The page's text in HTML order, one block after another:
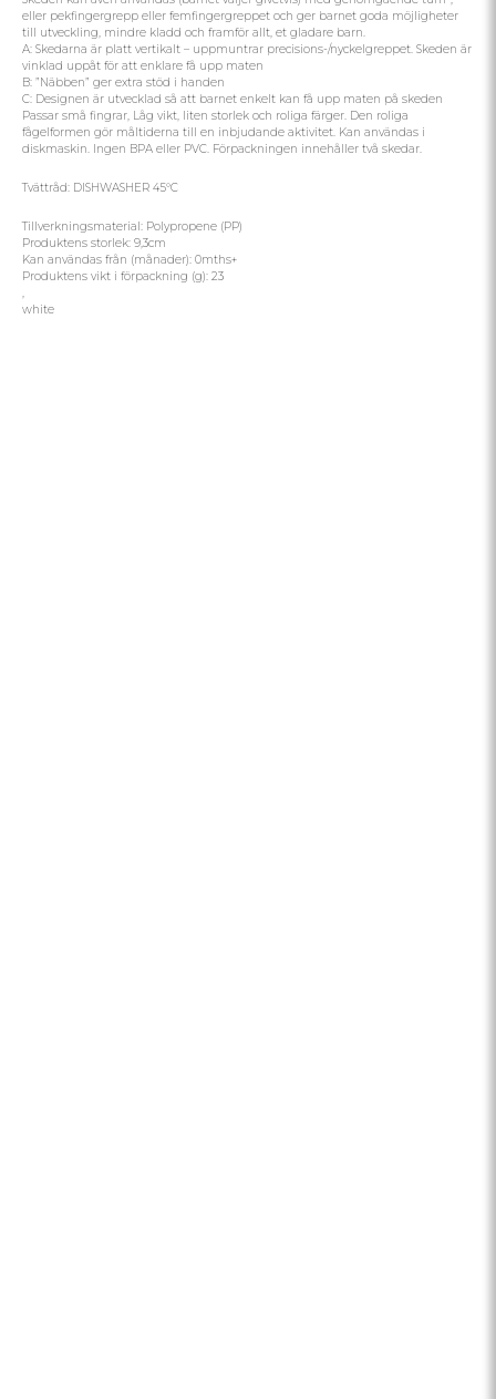
eller pekfingergrepp eller femfingergreppet och ger barnet goda möjligheter
till utveckling, mindre kladd och framför allt, et gladare barn.
A: Skedarna är platt vertikalt – uppmuntrar precisions-/nyckelgreppet. Skeden är
vinklad uppåt för att enklare få upp maten
B: ”Näbben” ger extra stöd i handen
C: Designen är utvecklad så att barnet enkelt kan få upp maten på skeden
Passar små fingrar, Låg vikt, liten storlek och roliga färger. Den roliga
fågelformen gör måltiderna till en inbjudande aktivitet. Kan användas i
diskmaskin. Ingen BPA eller PVC. Förpackningen innehåller två skedar.
Tvättråd: DISHWASHER 45°C
Tillverkningsmaterial: Polypropene (PP)
Produktens storlek: 9,3cm
Kan användas från (månader): 0mths+
Produktens vikt i förpackning (g): 23
,
white